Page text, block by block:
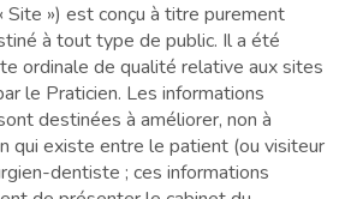
Site ») est conçu à titre purement
à tout type de public. Il a été
ordinale de qualité relative aux sites
le Praticien. Les informations
destinées à améliorer, non à
qui existe entre le patient (ou visiteur
dentiste ; ces informations